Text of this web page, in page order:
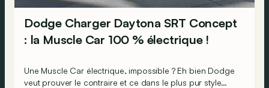
Dodge Charger Daytona SRT Concept
: la Muscle Car 100 % électrique !
Une Muscle Car électrique, impossible ? Eh bien Dodge
veut prouver le contraire et ce dans le plus pur style